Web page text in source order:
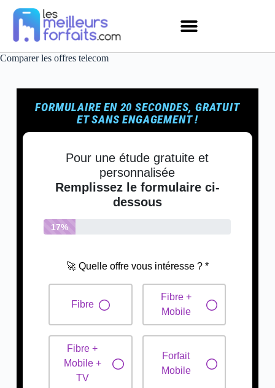
Comparer les offres telecom
FORMULAIRE EN 20 SECONDES, GRATUIT
ET SANS ENGAGEMENT !